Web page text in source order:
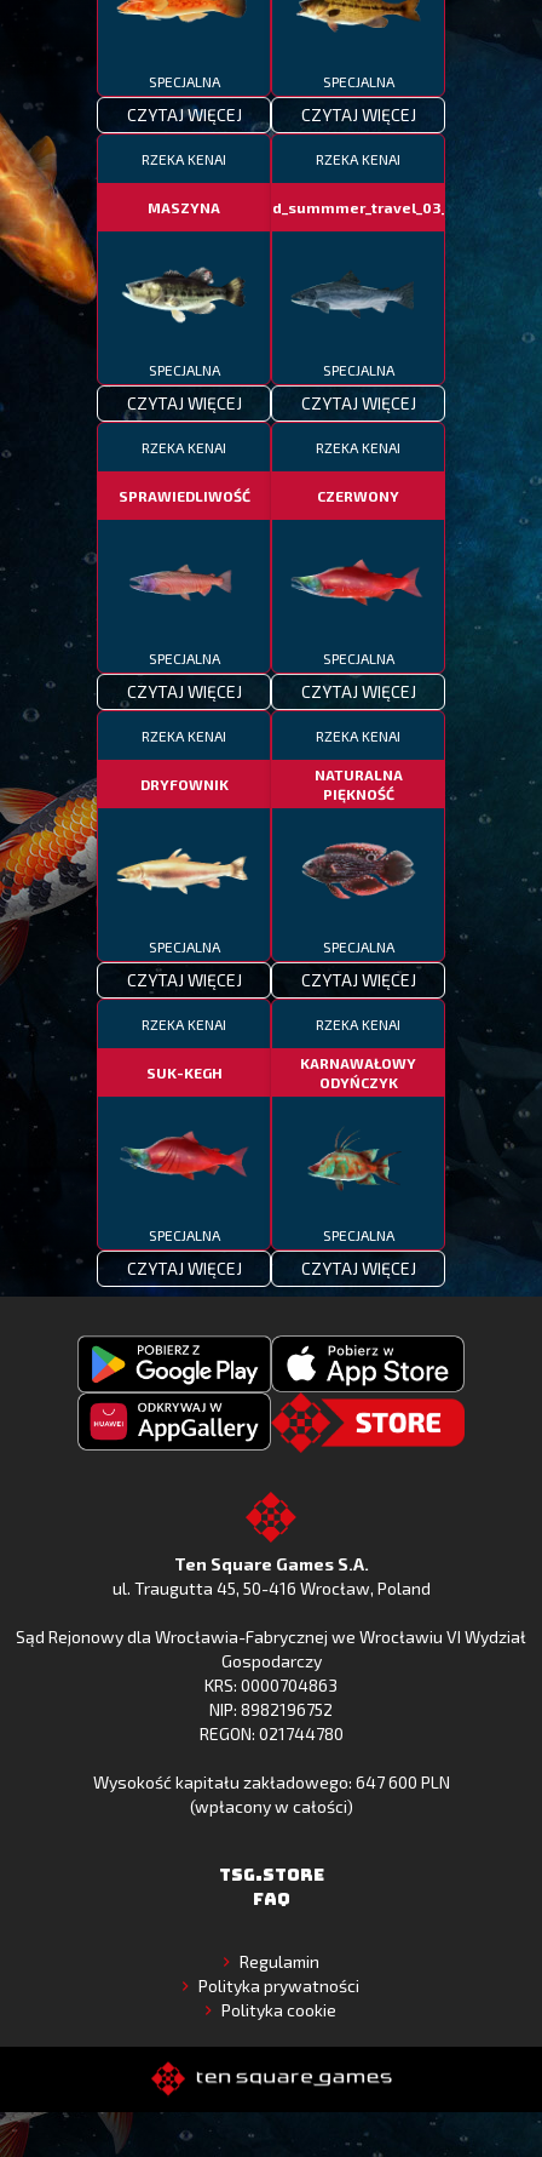
SPECJALNA
CZYTAJ WIĘCEJ
SPECJALNA
CZYTAJ WIĘCEJ
RZEKA KENAI
MASZYNA
SPECJALNA
CZYTAJ WIĘCEJ
RZEKA KENAI
fotd_summmer_travel_03_06
SPECJALNA
CZYTAJ WIĘCEJ
RZEKA KENAI
SPRAWIEDLIWOŚĆ
SPECJALNA
CZYTAJ WIĘCEJ
RZEKA KENAI
CZERWONY
SPECJALNA
CZYTAJ WIĘCEJ
RZEKA KENAI
DRYFOWNIK
SPECJALNA
CZYTAJ WIĘCEJ
RZEKA KENAI
NATURALNA
PIĘKNOŚĆ
SPECJALNA
CZYTAJ WIĘCEJ
RZEKA KENAI
SUK-KEGH
SPECJALNA
CZYTAJ WIĘCEJ
RZEKA KENAI
KARNAWAŁOWY
ODYŃCZYK
SPECJALNA
CZYTAJ WIĘCEJ
Pobierz
Fishing
Pobierz
Fishing
z
Apple
Store
Huawei
Gallery
to
the
Ten Square Games S.A.
ul. Traugutta 45, 50-416 Wrocław, Poland
Sąd Rejonowy dla Wrocławia-Fabrycznej we Wrocławiu VI Wydział
Gospodarczy
KRS: 0000704863
NIP: 8982196752
REGON: 021744780
Wysokość kapitału zakładowego: 647 600 PLN
(wpłacony w całości)
TSG.STORE
FAQ
Regulamin
Polityka prywatności
Polityka cookie